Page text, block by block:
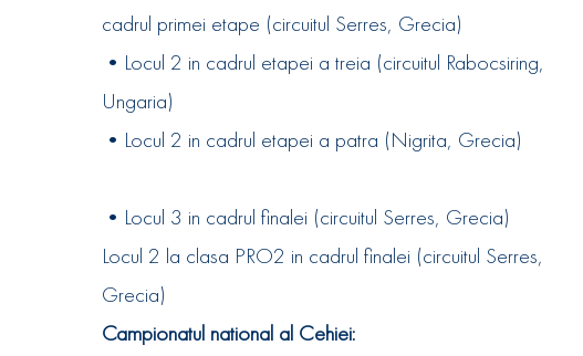
cadrul primei etape (circuitul Serres, Grecia)
•Locul 2 in cadrul etapei a treia (circuitul Rabocsiring,
Ungaria)
•Locul 2 in cadrul etapei a patra (Nigrita, Grecia)
•Locul 3 in cadrul finalei (circuitul Serres, Grecia)
Locul 2 la clasa PRO2 in cadrul finalei (circuitul Serres,
Grecia)
Campionatul national al Cehiei: